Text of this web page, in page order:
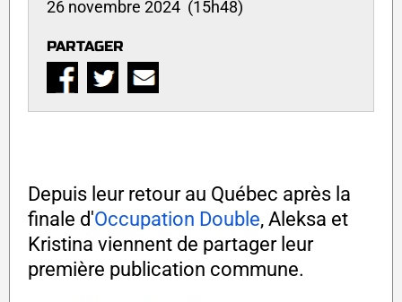
26 novembre 2024 (15h48)
PARTAGER
Depuis leur retour au Québec après la
finale d'Occupation Double, Aleksa et
Kristina viennent de partager leur
première publication commune.